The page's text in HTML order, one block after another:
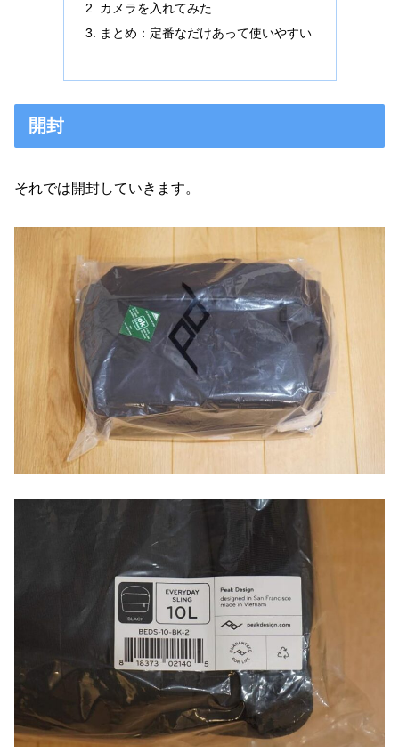
カメラを入れてみた
まとめ：定番なだけあって使いやすい
開封
それでは開封していきます。